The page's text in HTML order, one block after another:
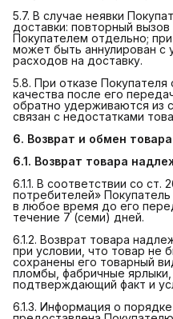
5.7. В случае неявки
доставки: повторный
Покупателем отдельно;
может быть аннулирован с
расходов на доставку.
5.8. При отказе
качества после его
обратно удерживаются из
связан с недостатками
6. Возврат и обмен товара
6.1. Возврат товара
6.1.1. В соответствии со ст.
потребителей»
в любое время до его
течение 7 (семи) дней.
6.1.2. Возврат товара
при условии, что товар не
сохранены его товарный
пломбы, фабричные ярлыки,
подтверждающий факт и
6.1.3. Информация о